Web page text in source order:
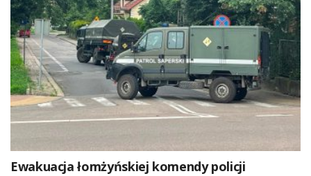
Ewakuacja łomżyńskiej komendy policji